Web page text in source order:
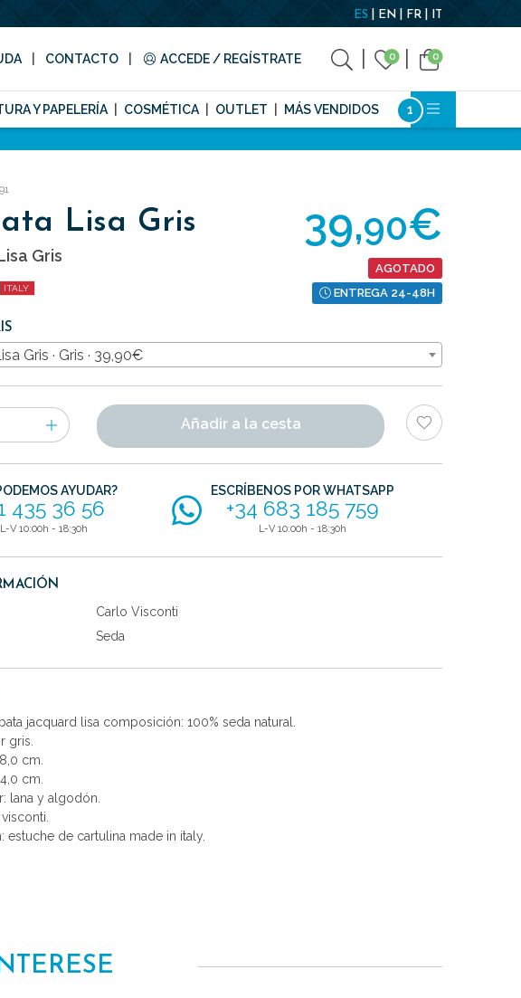
ES EN FR IT
CONTACTO ACCEDE / REGÍSTRATE 0 0
Y PAPELERÍA COSMÉTICA OUTLET MÁS VENDIDOS
Lisa Gris
Gris
ITALY
39,90€
AGOTADO
ENTREGA 24-48H
Gris · Gris · 39,90€
Añadir a la cesta
AYUDAR?
435 36 56
L-V 10:00h - 18:30h
ESCRÍBENOS POR WHATSAPP
+34 683 185 759
L-V 10:00h - 18:30h
Carlo Visconti
Seda
jacquard lisa composición: 100% seda natural.
gris.
cm.
cm.
lana y algodón.
estuche de cartulina made in italy.